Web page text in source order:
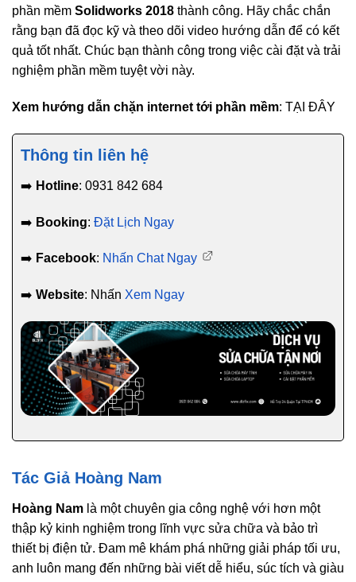
phần mềm Solidworks 2018 thành công. Hãy chắc chắn
rằng bạn đã đọc kỹ và theo dõi video hướng dẫn để có kết
quả tốt nhất. Chúc bạn thành công trong việc cài đặt và trải
nghiệm phần mềm tuyệt vời này.
Xem hướng dẫn chặn internet tới phần mềm: TẠI ĐÂY
Thông tin liên hệ
➡️ Hotline: 0931 842 684
➡️ Booking: Đặt Lịch Ngay
➡️ Facebook: Nhấn Chat Ngay
➡️ Website: Nhấn Xem Ngay
Tác Giả Hoàng Nam
Hoàng Nam là một chuyên gia công nghệ với hơn một
thập kỷ kinh nghiệm trong lĩnh vực sửa chữa và bảo trì
thiết bị điện tử. Đam mê khám phá những giải pháp tối ưu,
anh luôn mang đến những bài viết dễ hiểu, súc tích và giàu